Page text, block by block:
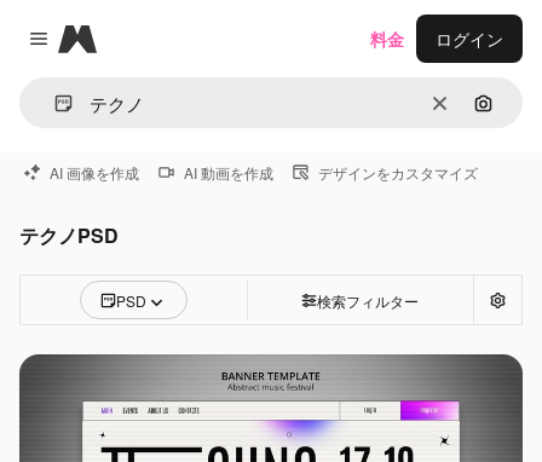
Close menu
Magnific
消去 画像で
料金 ログイン
AI 画像を作成 AI 動画を作成 デザインをカスタマイズ
テクノPSD
PSD 検索フィルター